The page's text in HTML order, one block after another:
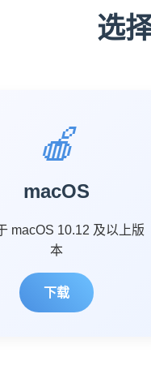
选
🍎
macOS
macOS 10.12 及以上版
本
下载